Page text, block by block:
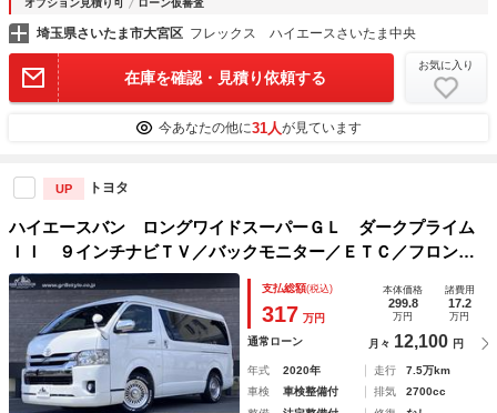
オプション見積り可
ローン仮審査
埼玉県さいたま市大宮区 フレックス ハイエースさいたま中央
在庫を確認・見積り依頼する
お気に入り
今あなたの他に31人が見ています
UP トヨタ
ハイエースバン ロングワイドスーパーＧＬ ダークプライム
ＩＩ ９インチナビＴＶ／バックモニター／ＥＴＣ／フロント
スポイラー／社外アルミ／スマートキー＆プッシュスタート／
ＬＥＤヘッドライト／セーフティセンス／両側パワースライド
ドア／ベッドキット／ＬＥＤテール
支払総額(税込)
317 万円
本体価格
299.8
万円
諸費用
17.2
万円
通常ローン 月々 12,100 円
年式 2020年 走行
7.5万km
車検
車検整備付 排気
2700cc